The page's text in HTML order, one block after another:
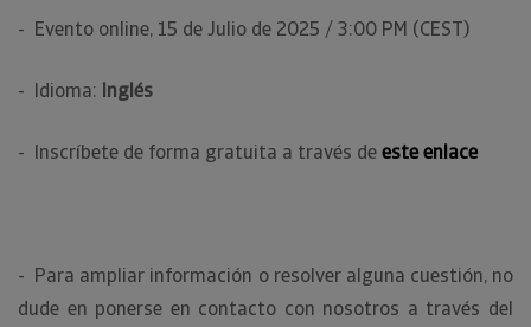
- Evento online, 15 de Julio de 2025 / 3:00 PM (CEST)
- Idioma: Inglés
- Inscríbete de forma gratuita a través deeste enlace
- Para ampliar información o resolver alguna cuestión, no
dude en ponerse en contacto con nosotros a través del